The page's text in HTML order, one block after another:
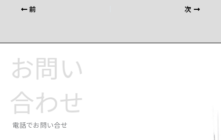
前 次
お問い
合わせ
電話でお問い合せ